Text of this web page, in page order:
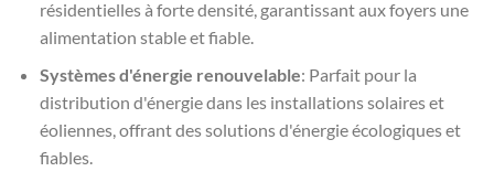
résidentielles à forte densité, garantissant aux foyers une
alimentation stable et fiable.
Systèmes d'énergie renouvelable: Parfait pour la
distribution d'énergie dans les installations solaires et
éoliennes, offrant des solutions d'énergie écologiques et
fiables.